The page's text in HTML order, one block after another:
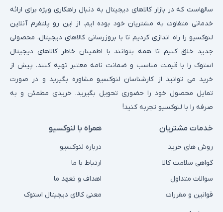
سالهاست که در بازار کالاهای دیجیتال به دنبال راهکاری ویژه برای ارائه
خدماتی متفاوت به مشتریان خود بوده ایم. از این رو پلتفرم آنلاین
لنوکسیو را راه اندازی کردیم تا با بروزرسانی کالاهای دیجیتال، محصولی
جدید خلق کنیم تا همه بتوانند با اطمینان خاطر کالاهای دیجیتال
استوک را با قیمت مناسب و ضمانت نامه معتبر تهیه کنند. پیش از
خرید می توانید از کارشناسان لنوکسیو مشاوره بگیرید و در صورت
تمایل محصول خود را حضوری تحویل بگیرید. خریدی مطمئن و به
صرفه را با لنوکسیو تجربه کنید!
خدمات مشتریان
روش های خرید
گواهی سلامت کالا
سوالات متداول
قوانین و مقررات
همراه با لنوکسیو
درباره لنوکسیو
ارتباط با ما
اهداف و تعهد ما
معنی کالای دیجیتال استوک